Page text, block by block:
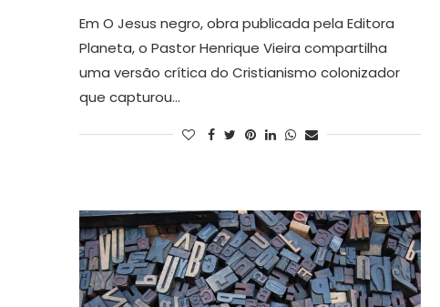
Em O Jesus negro, obra publicada pela Editora
Planeta, o Pastor Henrique Vieira compartilha
uma versão crítica do Cristianismo colonizador
que capturou…